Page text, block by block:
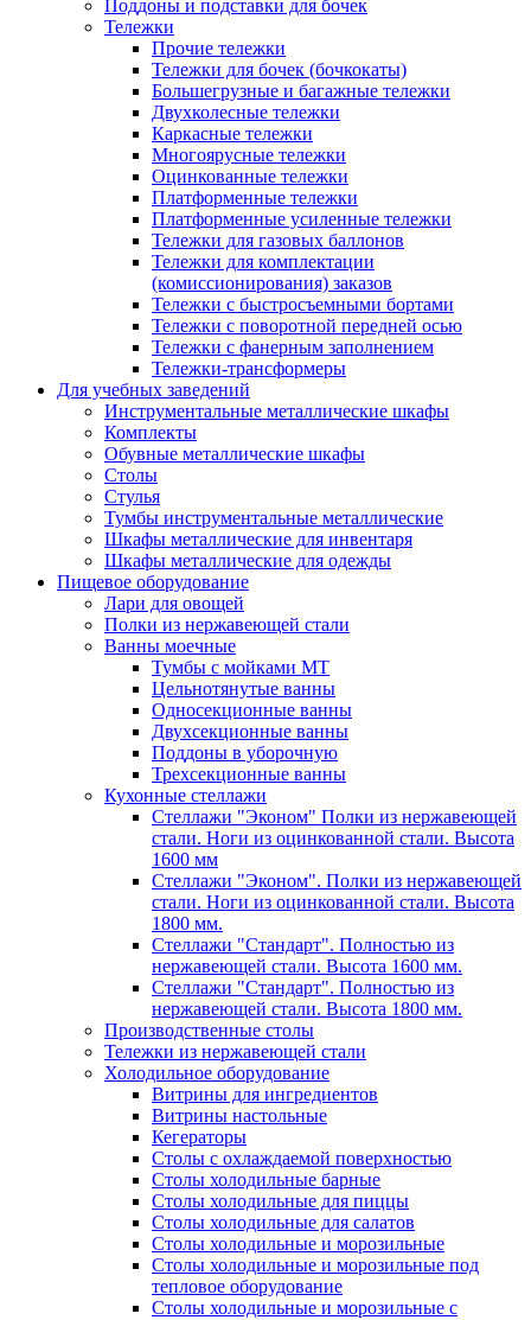
Поддоны и подставки для бочек
Тележки
Прочие тележки
Тележки для бочек (бочкокаты)
Большегрузные и багажные тележки
Двухколесные тележки
Каркасные тележки
Многоярусные тележки
Оцинкованные тележки
Платформенные тележки
Платформенные усиленные тележки
Тележки для газовых баллонов
Тележки для комплектации
(комиссионирования) заказов
Тележки с быстросъемными бортами
Тележки с поворотной передней осью
Тележки с фанерным заполнением
Тележки-трансформеры
Для учебных заведений
Инструментальные металлические шкафы
Комплекты
Обувные металлические шкафы
Столы
Стулья
Тумбы инструментальные металлические
Шкафы металлические для инвентаря
Шкафы металлические для одежды
Пищевое оборудование
Лари для овощей
Полки из нержавеющей стали
Ванны моечные
Тумбы с мойками МТ
Цельнотянутые ванны
Односекционные ванны
Двухсекционные ванны
Поддоны в уборочную
Трехсекционные ванны
Кухонные стеллажи
Стеллажи "Эконом" Полки из нержавеющей
стали. Ноги из оцинкованной стали. Высота
1600 мм
Стеллажи "Эконом". Полки из нержавеющей
стали. Ноги из оцинкованной стали. Высота
1800 мм.
Стеллажи "Стандарт". Полностью из
нержавеющей стали. Высота 1600 мм.
Стеллажи "Стандарт". Полностью из
нержавеющей стали. Высота 1800 мм.
Производственные столы
Тележки из нержавеющей стали
Холодильное оборудование
Витрины для ингредиентов
Витрины настольные
Кегераторы
Столы с охлаждаемой поверхностью
Столы холодильные барные
Столы холодильные для пиццы
Столы холодильные для салатов
Столы холодильные и морозильные
Столы холодильные и морозильные под
тепловое оборудование
Столы холодильные и морозильные с